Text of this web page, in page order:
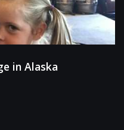
in Alaska